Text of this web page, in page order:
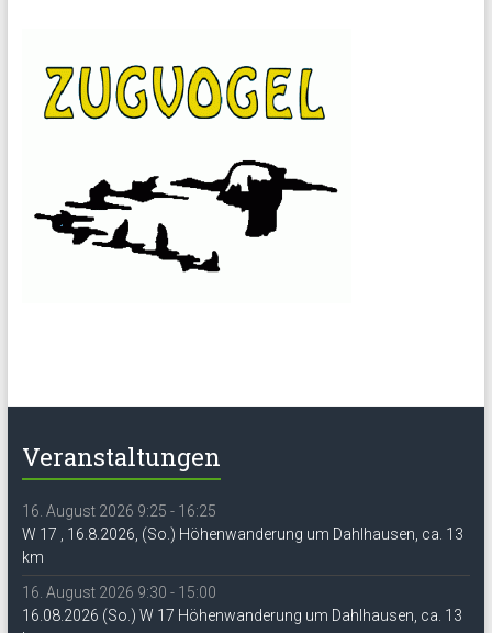
Veranstaltungen
16. August 2026 9:25 - 16:25
W 17 , 16.8.2026, (So.) Höhenwanderung um Dahlhausen, ca. 13
km
16. August 2026 9:30 - 15:00
16.08.2026 (So.) W 17 Höhenwanderung um Dahlhausen, ca. 13